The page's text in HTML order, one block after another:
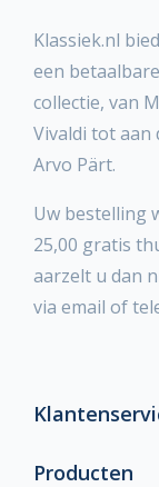
Klassiek.nl
een
collectie, van
Vivaldi tot aan
Arvo Pärt.
Uw bestelling
25,00 gratis
aarzelt u dan
via email of
Producten